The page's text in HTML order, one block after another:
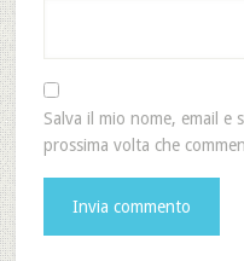
Salva il mio nome, email e
prossima volta che